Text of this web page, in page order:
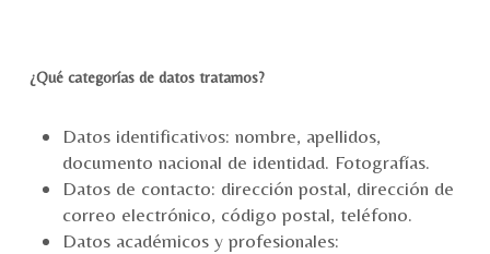
¿Qué categorías de datos tratamos?
Datos identificativos: nombre, apellidos,
documento nacional de identidad. Fotografías.
Datos de contacto: dirección postal, dirección de
correo electrónico, código postal, teléfono.
Datos académicos y profesionales: